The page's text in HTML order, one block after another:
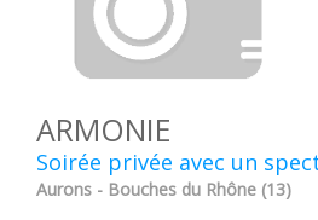
ARMONIE
Soirée privée avec un
Aurons - Bouches du Rhône (13)